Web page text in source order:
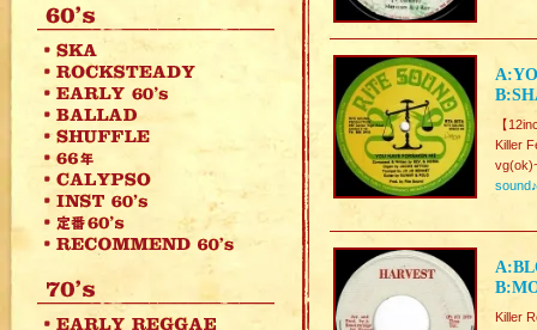
【
Killer
sound♪
Killer